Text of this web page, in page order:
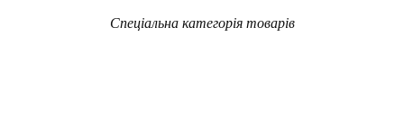
Спеціальна категорія товарів